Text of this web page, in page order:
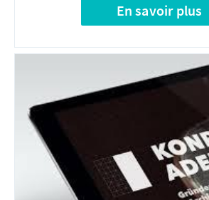
En savoir plus